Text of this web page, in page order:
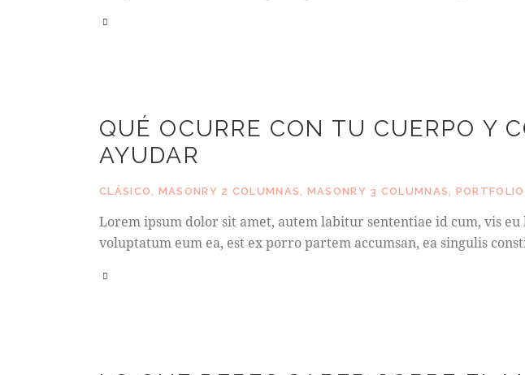
QUÉ OCURRE CON TU CUERPO Y
AYUDAR
CLÁSICO , MASONRY 2 COLUMNAS , MASONRY 3 COLUMNAS ,
Lorem ipsum dolor sit amet, autem labitur sententiae id cum, vis
voluptatum eum ea, est ex porro partem accumsan, ea singulis